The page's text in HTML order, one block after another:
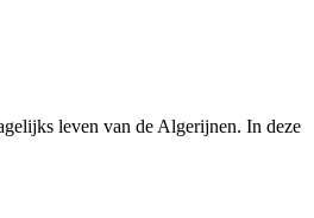
leven van de Algerijnen. In deze